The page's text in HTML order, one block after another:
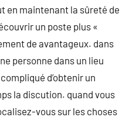
en maintenant la sûreté de
un poste plus «
de avantageux. dans
personne dans un lieu
d’obtenir un
la discution. quand vous
vous sur les choses